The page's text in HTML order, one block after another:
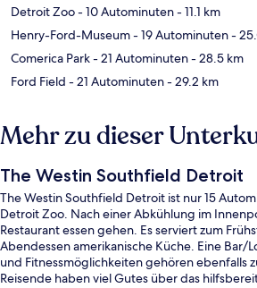
Detroit Zoo- 10 Autominuten- 11.1 km
Henry-Ford-Museum- 19 Autominuten-
Comerica Park- 21 Autominuten- 28.5 km
Ford Field - 21 Autominuten- 29.2 km
Mehr zu dieser
The Westin Southfield Detroit
The Westin Southfield Detroit ist nur 15
Detroit Zoo. Nach einer Abkühlung im
Restaurant essen gehen. Es serviert zum
Abendessen amerikanische Küche. Eine Bar/
und Fitnessmöglichkeiten gehören ebenfalls
Reisende haben viel Gutes über das